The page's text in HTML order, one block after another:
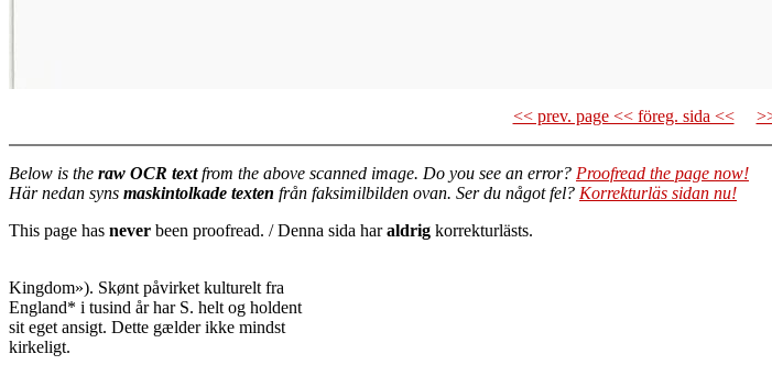
<< prev. page << föreg. sida <<
Below is the raw OCR textfrom the above scanned image. Do you see an error? Proofread the page now!
Här nedan syns maskintolkade texten från faksimilbilden ovan. Ser du något fel? Korrekturläs sidan nu!
This page has never been proofread. / Denna sida haraldrig korrekturlästs.
Kingdom»). Skønt påvirket kulturelt fra
England* i tusind år har S. helt og holdent
sit eget ansigt. Dette gælder ikke mindst
kirkeligt.